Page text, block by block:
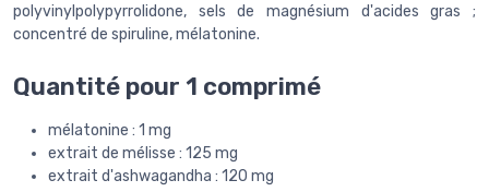
polyvinylpolypyrrolidone, sels de magnésium d'acides gras ;
concentré de spiruline, mélatonine.
Quantité pour 1 comprimé
mélatonine : 1 mg
extrait de mélisse : 125 mg
extrait d'ashwagandha : 120 mg